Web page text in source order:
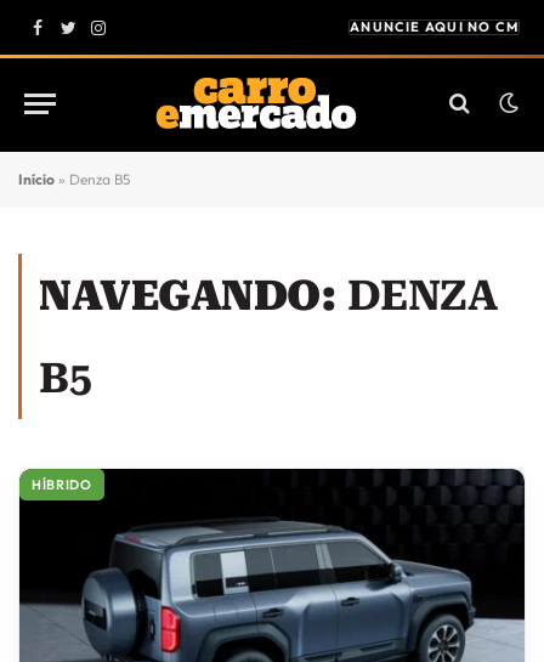
Facebook
Twitter
Instagram
ANUNCIE AQUI NO CM
Início » Denza B5
NAVEGANDO: DENZA
B5
HÍBRIDO